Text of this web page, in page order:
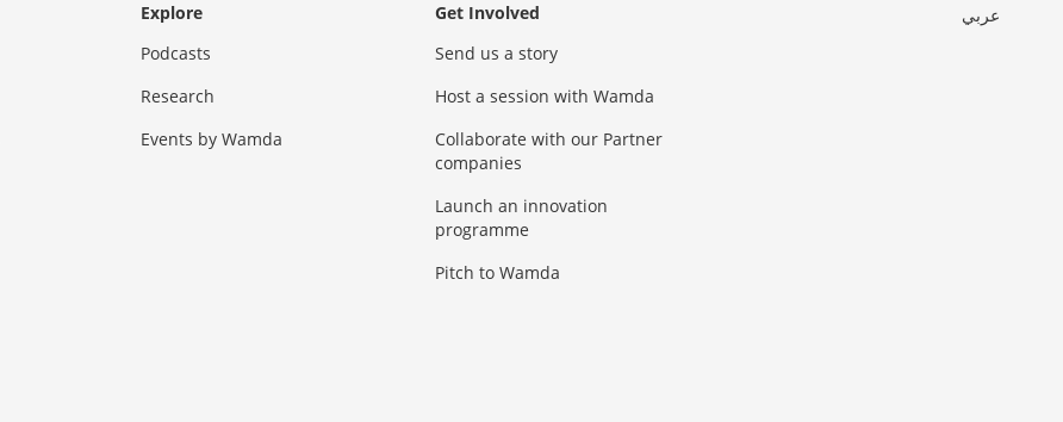
Explore
Podcasts
Research
Events by Wamda
Get Involved
Send us a story
Host a session with Wamda
Collaborate with our Partner
companies
Launch an innovation
programme
Pitch to Wamda
عربي